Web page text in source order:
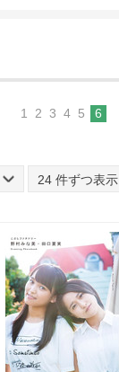
1 2 3 4 5 6
24 件ずつ表示